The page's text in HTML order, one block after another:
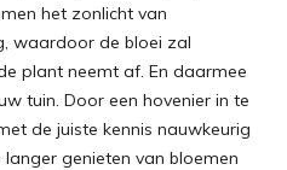
het zonlicht van
waardoor de bloei zal
plant neemt af. En daarmee
tuin. Door een hovenier in te
de juiste kennis nauwkeurig
genieten van bloemen